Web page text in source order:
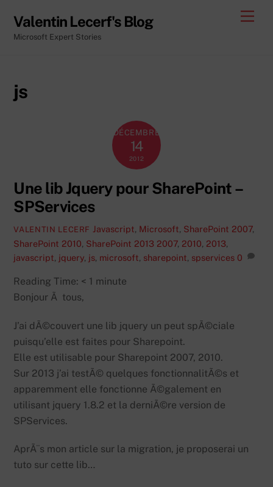
content
Valentin Lecerf's Blog
Microsoft Expert Stories
js
DÉCEMBRE
14
2012
Une lib Jquery pour SharePoint –
SPServices
VALENTIN LECERF Javascript, Microsoft, SharePoint 2007,
SharePoint 2010, SharePoint 2013 2007, 2010, 2013,
javascript, jquery, js, microsoft, sharepoint, spservices 0
Reading Time: < 1 minute
Bonjour Ã tous,
J’ai dÃ©couvert une lib jquery un peut spÃ©ciale
puisqu’elle est faites pour Sharepoint.
Elle est utilisable pour Sharepoint 2007, 2010.
Sur 2013 j’ai testÃ© quelques fonctionnalitÃ©s et
apparemment elle fonctionne Ã©galement en
utilisant jquery 1.8.2 et la derniÃ©re version de
SPServices.
AprÃ¨s mon article sur la migration, je proposerai un
tuto sur cette lib…